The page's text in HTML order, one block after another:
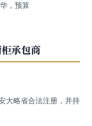
，预算
承包商
大略省合法注册，并持